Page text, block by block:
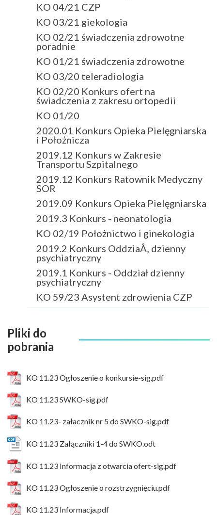
KO 04/21 CZP
KO 03/21 giekologia
KO 02/21 świadczenia zdrowotne
poradnie
KO 01/21 świadczenia zdrowotne
KO 03/20 teleradiologia
KO 02/20 Konkurs ofert na
świadczenia z zakresu ortopedii
KO 01/20
2020.01 Konkurs Opieka Pielęgniarska
i Położnicza
2019.12 Konkurs w Zakresie
Transportu Szpitalnego
2019.12 Konkurs Ratownik Medyczny
SOR
2019.09 Konkurs Opieka Pielęgniarska
2019.3 Konkurs - neonatologia
KO 02/19 Położnictwo i ginekologia
2019.2 Konkurs OddziaÅ‚ dzienny
psychiatryczny
2019.1 Konkurs - Oddział dzienny
psychiatryczny
KO 59/23 Asystent zdrowienia CZP
Pliki do
pobrania
KO 11.23 Ogłoszenie o konkursie-sig.pdf
KO 11.23 SWKO-sig.pdf
KO 11.23- załacznik nr 5 do SWKO-sig.pdf
KO 11.23 Załączniki 1-4 do SWKO.odt
KO 11.23 Informacja z otwarcia ofert-sig.pdf
KO 11.23 Ogłoszenie o rozstrzygnięciu.pdf
KO 11.23 Informacja.pdf